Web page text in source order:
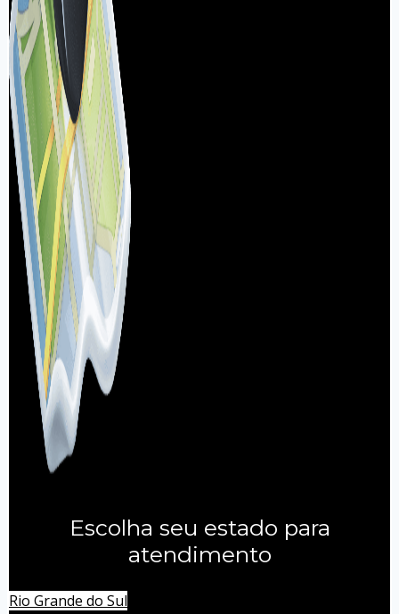
Escolha seu estado para
atendimento
Rio Grande do Sul